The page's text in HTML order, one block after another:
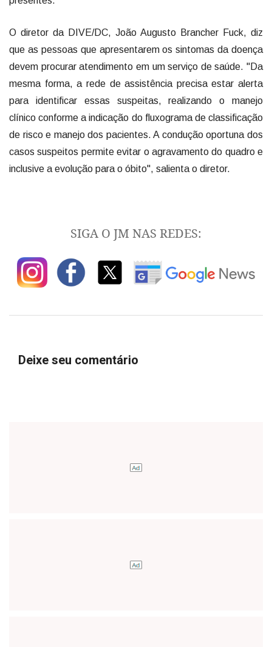
O diretor da DIVE/DC, João Augusto Brancher Fuck, diz
que as pessoas que apresentarem os sintomas da doença
devem procurar atendimento em um serviço de saúde. "Da
mesma forma, a rede de assistência precisa estar alerta
para identificar essas suspeitas, realizando o manejo
clínico conforme a indicação do fluxograma de classificação
de risco e manejo dos pacientes. A condução oportuna dos
casos suspeitos permite evitar o agravamento do quadro e
inclusive a evolução para o óbito", salienta o diretor.
SIGA O JM NAS REDES:
Deixe seu comentário